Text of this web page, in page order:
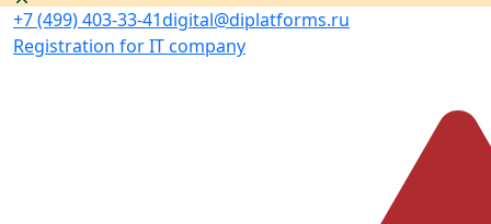
+7 (499) 403-33-41digital@diplatforms.ru
Registration for IT company